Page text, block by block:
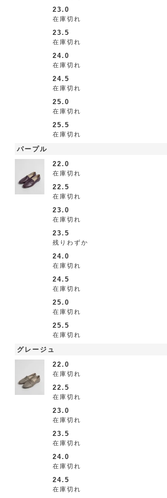
23.0
在庫切れ
23.5
在庫切れ
24.0
在庫切れ
24.5
在庫切れ
25.0
在庫切れ
25.5
在庫切れ
パープル
22.0
在庫切れ
22.5
在庫切れ
23.0
在庫切れ
23.5
残りわずか
24.0
在庫切れ
24.5
在庫切れ
25.0
在庫切れ
25.5
在庫切れ
グレージュ
22.0
在庫切れ
22.5
在庫切れ
23.0
在庫切れ
23.5
在庫切れ
24.0
在庫切れ
24.5
在庫切れ